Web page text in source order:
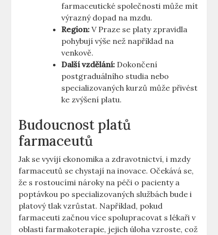
farmaceutické společnosti může mít
výrazný dopad na mzdu.
Region: V Praze se platy zpravidla
pohybují výše než například na
venkově.
Další vzdělání: Dokončení
postgraduálního studia nebo
specializovaných kurzů může přivést
ke zvýšení platu.
Budoucnost platů
farmaceutů
Jak se vyvíjí ekonomika a zdravotnictví, i mzdy
farmaceutů se chystají na inovace. Očekává se,
že s rostoucími nároky na péči o pacienty a
poptávkou po specializovaných službách bude i
platový tlak vzrůstat. Například, pokud
farmaceuti začnou více spolupracovat s lékaři v
oblasti farmakoterapie, jejich úloha vzroste, což